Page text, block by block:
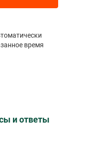
время
и ответы